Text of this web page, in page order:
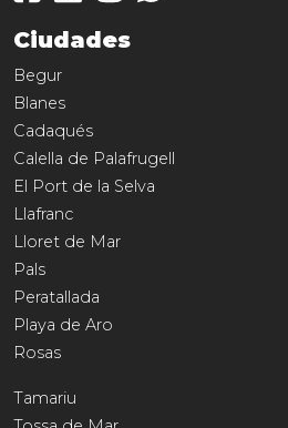
Ciudades
Begur
Blanes
Cadaqués
Calella de Palafrugell
El Port de la Selva
Llafranc
Lloret de Mar
Pals
Peratallada
Playa de Aro
Rosas
Tamariu